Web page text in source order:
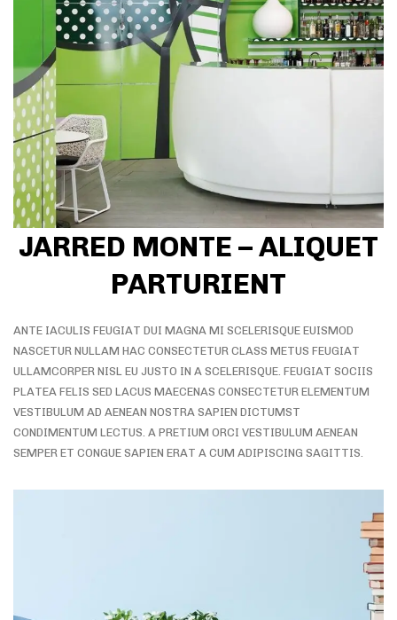
JARRED MONTE – ALIQUET
PARTURIENT
ANTE IACULIS FEUGIAT DUI MAGNA MI SCELERISQUE EUISMOD
NASCETUR NULLAM HAC CONSECTETUR CLASS METUS FEUGIAT
ULLAMCORPER NISL EU JUSTO IN A SCELERISQUE. FEUGIAT SOCIIS
PLATEA FELIS SED LACUS MAECENAS CONSECTETUR ELEMENTUM
VESTIBULUM AD AENEAN NOSTRA SAPIEN DICTUMST
CONDIMENTUM LECTUS. A PRETIUM ORCI VESTIBULUM AENEAN
SEMPER ET CONGUE SAPIEN ERAT A CUM ADIPISCING SAGITTIS.